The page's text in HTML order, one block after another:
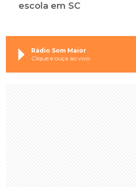
escola em SC
Rádio Som Maior
Clique e ouça ao vivo